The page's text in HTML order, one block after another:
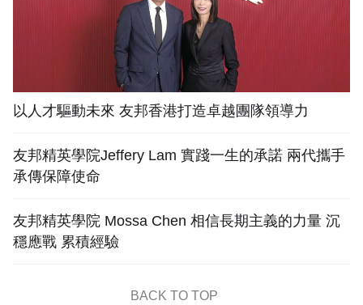
以人才驅動未來 友邦香港打造卓越團隊領導力
友邦精英學院Jeffery Lam 實踐一生的承諾 兩代攜手
承傳保障使命
友邦精英學院 Mossa Chen 相信長期主義的力量 沉
穩應戰 累積經驗
BACK TO TOP